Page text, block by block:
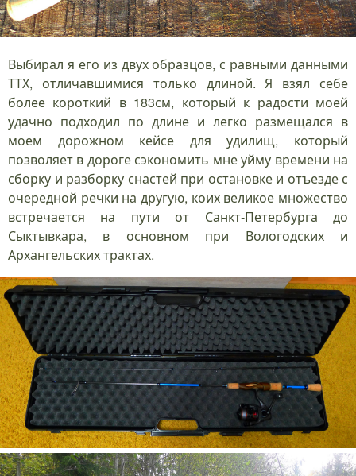
Выбирал я его из двух образцов, с равными данными
ТТХ, отличавшимися только длиной. Я взял себе
более короткий в 183см, который к радости моей
удачно подходил по длине и легко размещался в
моем дорожном кейсе для удилищ, который
позволяет в дороге сэкономить мне уйму времени на
сборку и разборку снастей при остановке и отъезде с
очередной речки на другую, коих великое множество
встречается на пути от Санкт-Петербурга до
Сыктывкара, в основном при Вологодских и
Архангельских трактах.